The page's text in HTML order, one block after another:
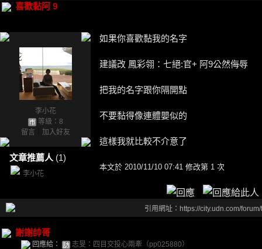
喜歡黏阿 9
李小花
等級：8
留言
加入好友
文章推薦人 (1)
李小花
如果你喜歡黏我的名字
建議改 鳳彩翎：七絕:官+ 阿9公然侮辱
把我的名字跟你隔開點
不要黏得像連體嬰似的
這樣我就比較不介意了
本文於 2010/11/10 07:41 修改第 1 次
引用網址：https://city.udn.com/
謝謝帥哥
回應給： 志旻：四目交投心兩牽（pp025880）